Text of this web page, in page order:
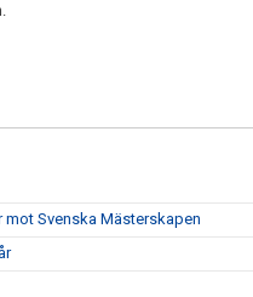
mot Svenska Mästerskapen